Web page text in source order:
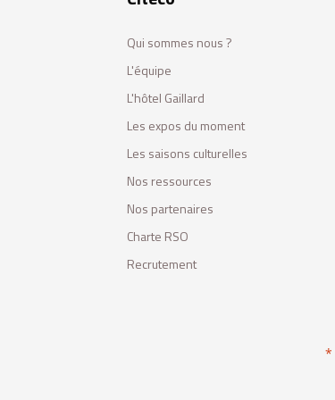
Qui sommes nous ?
L'équipe
L'hôtel Gaillard
Les expos du moment
Les saisons culturelles
Nos ressources
Nos partenaires
Charte RSO
Recrutement
*